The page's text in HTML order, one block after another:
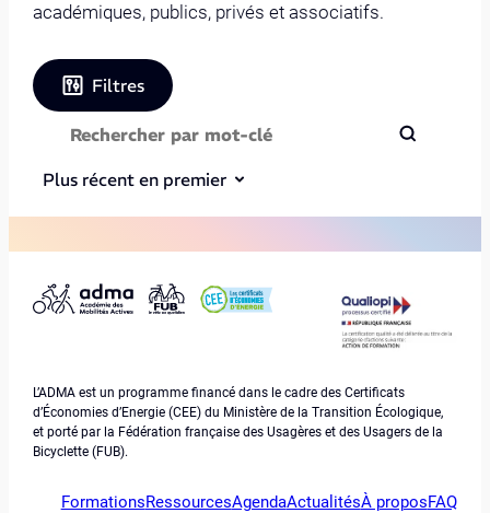
académiques, publics, privés et associatifs.
Filtres
Plus récent en premier
L’ADMA est un programme financé dans le cadre des Certificats
d’Économies d’Energie (CEE) du Ministère de la Transition Écologique,
et porté par la Fédération française des Usagères et des Usagers de la
Bicyclette (FUB).
FormationsRessourcesAgendaActualitésÀ proposFAQ